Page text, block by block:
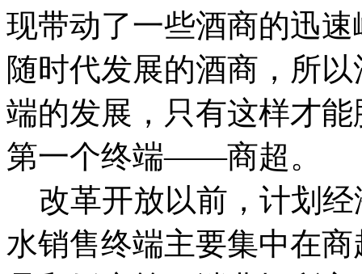
现带动了一些酒商的迅
随时代发展的酒商，所
端的发展，只有这样才
第一个终端——商超。
改革开放以前，计划经
水销售终端主要集中在